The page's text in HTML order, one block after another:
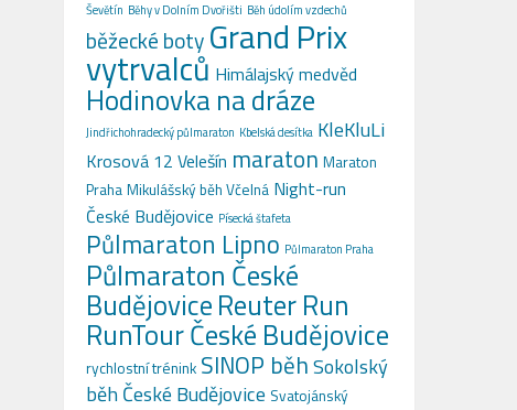
Ševětín Běhy v Dolním Dvořišti Běh údolím vzdechů
běžecké boty Grand Prix
vytrvalců Himálajský medvěd
Hodinovka na dráze
Jindřichohradecký půlmaraton Kbelská desítka KleKluLi
Krosová 12 Velešín maraton Maraton
Praha Mikulášský běh Včelná Night-run
České Budějovice Písecká štafeta
Půlmaraton Lipno Půlmaraton Praha
Půlmaraton České
BudějoviceReuter Run
RunTour České Budějovice
rychlostní trénink SINOP běhSokolský
běh České Budějovice Svatojánský